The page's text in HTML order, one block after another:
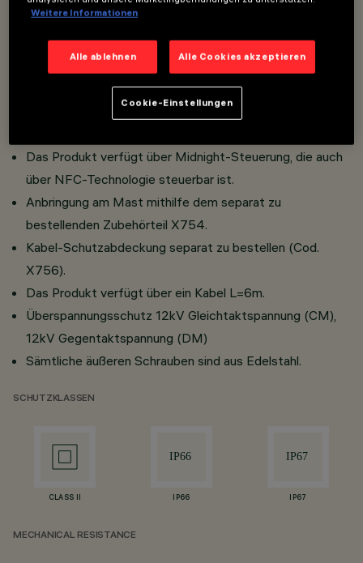
Keine Streuung des Lichtstroms nach oben.
Hoher Sehkomfort.
Keine photobiologische Gefahr. Die Leuchte gehört zur
Kategorie “Exempt Group” (keine photobiologischen
Gefahren in Verbindung mit Infrarot, Blaulicht und UV-
Das Produkt verfügt über Midnight-Steuerung, die auch
über NFC-Technologie steuerbar ist.
Anbringung am Mast mithilfe dem separat zu
bestellenden Zubehörteil X754.
Kabel-Schutzabdeckung separat zu bestellen (Cod.
X756).
Das Produkt verfügt über ein Kabel L=6m.
Überspannungsschutz 12kV Gleichtaktspannung (CM),
12kV Gegentaktspannung (DM)
Sämtliche äußeren Schrauben sind aus Edelstahl.
SCHUTZKLASSEN
CLASS II IP66 IP67
MECHANICAL RESISTANCE
Weitere Informationen
Alle ablehnen Alle Cookies akzeptieren
Cookie-Einstellungen